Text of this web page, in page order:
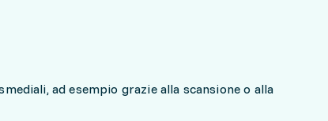
ad esempio grazie alla scansione o alla